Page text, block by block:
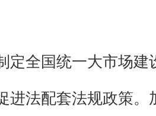
全国统一大市场
法配套法规政策